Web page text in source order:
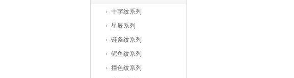
十字纹系列
星辰系列
链条纹系列
鳄鱼纹系列
撞色纹系列